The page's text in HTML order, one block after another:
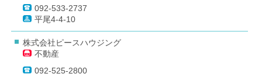
092-533-2737
平尾4-4-10
株式会社ピースハウジング
不動産
092-525-2800